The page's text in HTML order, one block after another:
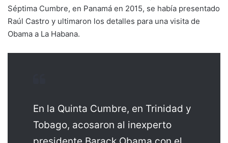
Séptima Cumbre, en Panamá en 2015, se había presentado
Raúl Castro y ultimaron los detalles para una visita de
Obama a La Habana.
En la Quinta Cumbre, en Trinidad y
Tobago, acosaron al inexperto